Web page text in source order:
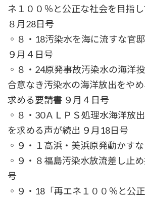
ネ１００％と公正な社会を目指し
８月28日号
◦８・18汚染水を海に流すな官
９月４日号
◦８・24原発事故汚染水の海洋
合意なき汚染水の海洋放出をや
求める要請書 ９月４日号
◦８・30ＡＬＰＳ処理水海洋放
を求める声が続出 ９月18日号
◦９・１高浜・美浜原発動かす
◦９・８福島汚染水放流差し止
号
◦９・18「再エネ１００％と公